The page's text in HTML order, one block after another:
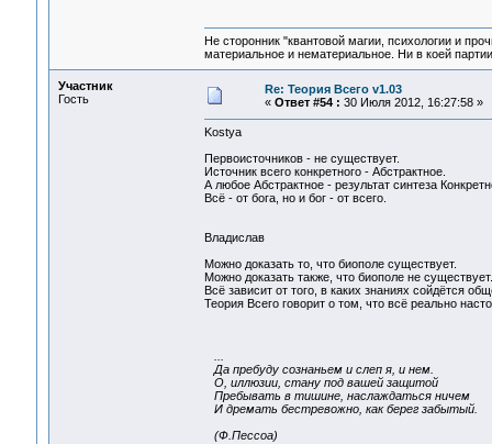
Не сторонник "квантовой магии, психологии и
материальное и нематериальное. Ни в коей
Участник
Гость
Re: Теория Всего v1.03
« Ответ #54 : 30 Июля 2012, 16:27:58 »
Kostya
Первоисточников - не существует.
Источник всего конкретного - Абстрактное.
А любое Абстрактное - результат синтеза
Всё - от бога, но и бог - от всего.
Владислав
Можно доказать то, что биополе существует.
Можно доказать также, что биополе не существует.
Всё зависит от того, в каких знаниях сойдётся
Теория Всего говорит о том, что всё реально
Да пребуду сознаньем и слеп я, и нем.
О, иллюзии, стану под вашей защитой
Пребывать в тишине, наслаждаться ничем
И дремать бестревожно, как берег забытый.
(Ф.Пессоа)